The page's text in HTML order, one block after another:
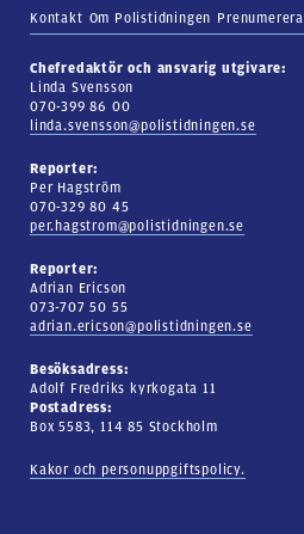
Kontakt Om Polistidningen Prenumerera
Chefredaktör och ansvarig utgivare:
Linda Svensson
070-399 86 00
linda.svensson@polistidningen.se
Reporter:
Per Hagström
070-329 80 45
per.hagstrom@polistidningen.se
Reporter:
Adrian Ericson
073-707 50 55
adrian.ericson@polistidningen.se
Besöksadress:
Adolf Fredriks kyrkogata 11
Postadress:
Box 5583, 114 85 Stockholm
Kakor och personuppgiftspolicy.